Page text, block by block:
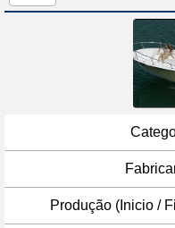
Produção (Inicio /